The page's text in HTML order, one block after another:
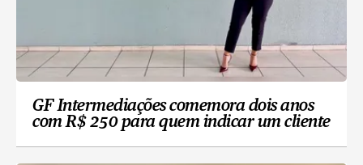
GF Intermediações comemora dois anos
com R$ 250 para quem indicar um cliente